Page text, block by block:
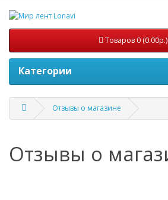
Товаров 0 (0.00р.)
Категории
Отзывы о магазине
Отзывы о